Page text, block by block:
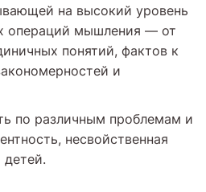
на высокий уровень
операций мышления — от
понятий, фактов к
и
по различным проблемам и
несвойственная